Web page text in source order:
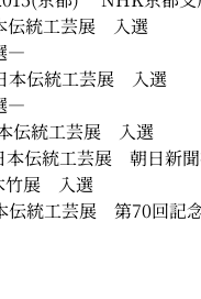
伝統工芸展 入選
―
本伝統工芸展 入選
―
伝統工芸展 入選
本伝統工芸展 朝日新
竹展 入選
伝統工芸展 第70回記